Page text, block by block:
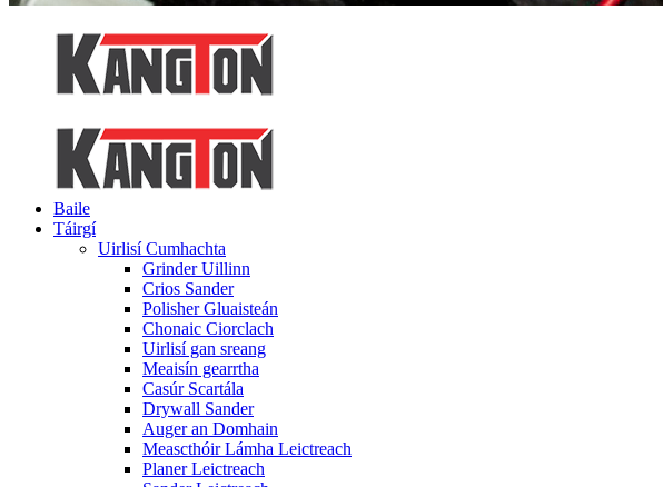
Baile
Táirgí
Uirlisí Cumhachta
Grinder Uillinn
Crios Sander
Polisher Gluaisteán
Chonaic Ciorclach
Uirlisí gan sreang
Meaisín gearrtha
Casúr Scartála
Drywall Sander
Auger an Domhain
Meascthóir Lámha Leictreach
Planer Leictreach